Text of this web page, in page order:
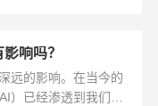
响吗？
远的影响。在当今的
）已经渗透到我们生